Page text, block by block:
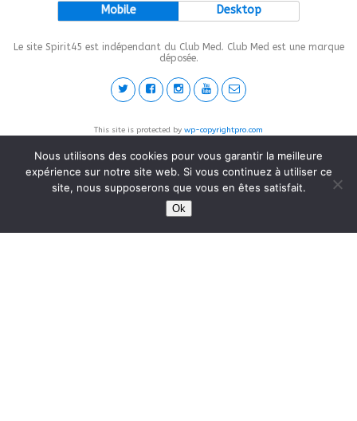
Mobile Desktop
Le site Spirit45 est indépendant du Club Med. Club Med est une marque
déposée.
This site is protected by wp-copyrightpro.com
Nous utilisons des cookies pour vous garantir la meilleure
expérience sur notre site web. Si vous continuez à utiliser ce
site, nous supposerons que vous en êtes satisfait.
Ok